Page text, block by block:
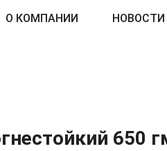
О КОМПАНИИ НОВОСТИ
650